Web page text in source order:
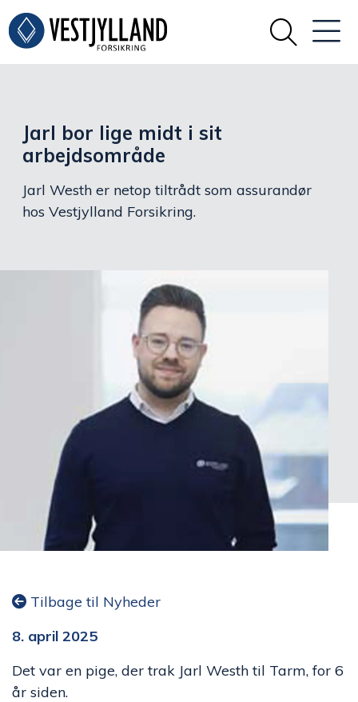
Jarl bor lige midt i sit
arbejdsområde
Jarl Westh er netop tiltrådt som assurandør
hos Vestjylland Forsikring.
Tilbage til Nyheder
8. april 2025
Det var en pige, der trak Jarl Westh til Tarm, for 6
år siden.